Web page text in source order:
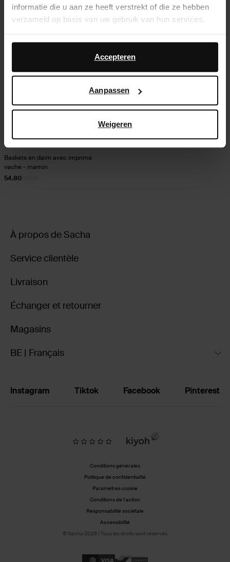
informatie die u aan ze heeft verstrekt of die ze hebben
verzameld op basis van uw gebruik van hun services.
Daarnaast werken wij samen met Google voor
advertentie- en meetdoeleinden. Meer informatie over
hoe Google uw persoonsgegevens gebruikt, vindt u op
Accepteren
Aanpassen
Weigeren
Baskets en daim avec imprimé
vache - marron
54.80
À propos de Sacha
Service clientèle
Livraison
Échanger et retourner
Magasins
BE | Français
Instagram Tiktok Facebook Pinterest
Conditions générales
Politique de confidentialité
Paramètres cookie
Conditions de l'action
Responsabilité sociétale
Accessibilité
© Sacha 2026 | Tous les droits sont réservés